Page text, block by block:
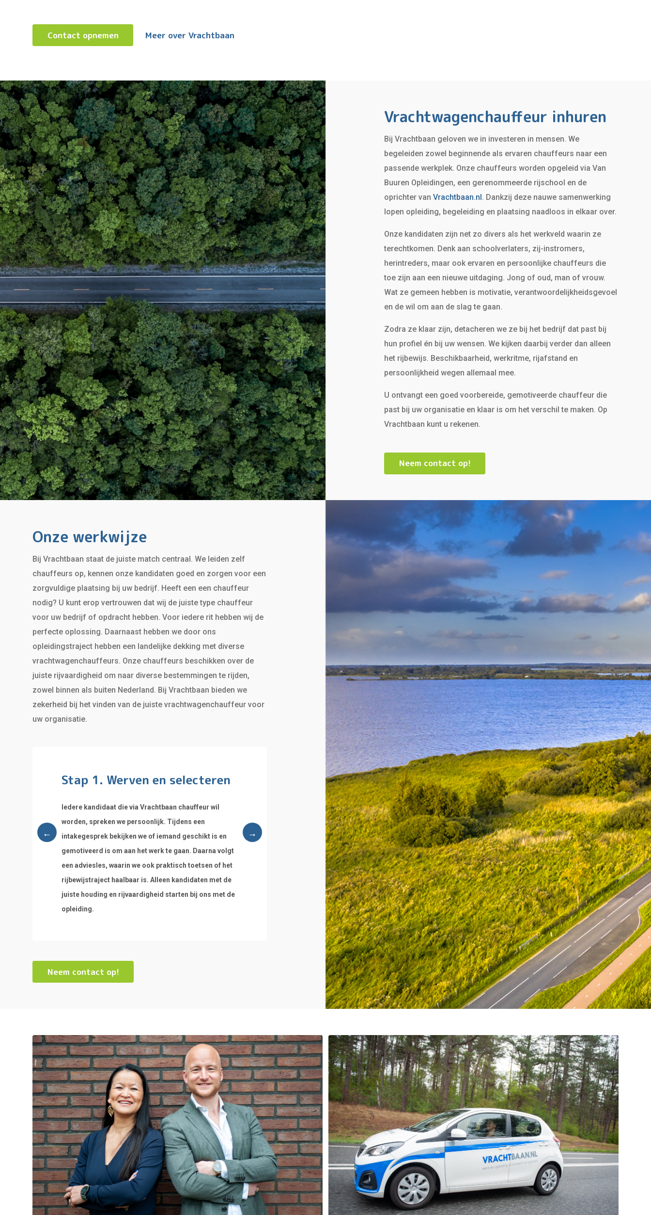
Contact opnemen Meer over Vrachtbaan
​​Vrachtwagenchauffeur inhuren
Bij Vrachtbaan geloven we in investeren in mensen. We
begeleiden zowel beginnende als ervaren chauffeurs naar een
passende werkplek. Onze chauffeurs worden opgeleid via Van
Buuren Opleidingen, een gerenommeerde rijschool en de
oprichter van Vrachtbaan.nl . Dankzij deze nauwe samenwerking
lopen opleiding, begeleiding en plaatsing naadloos in elkaar over.
Onze kandidaten zijn net zo divers als het werkveld waarin ze
terechtkomen. Denk aan schoolverlaters, zij-instromers,
herintreders, maar ook ervaren en persoonlijke chauffeurs die
toe zijn aan een nieuwe uitdaging. Jong of oud, man of vrouw.
Wat ze gemeen hebben is motivatie, verantwoordelijkheidsgevoel
en de wil om aan de slag te gaan.
Zodra ze klaar zijn, detacheren we ze bij het bedrijf dat past bij
hun profiel én bij uw wensen. We kijken daarbij verder dan alleen
het rijbewijs. Beschikbaarheid, werkritme, rijafstand en
persoonlijkheid wegen allemaal mee.
U ontvangt een goed voorbereide, gemotiveerde chauffeur die
past bij uw organisatie en klaar is om het verschil te maken. Op
Vrachtbaan kunt u rekenen.
Neem contact op!
Onze werkwijze
Bij Vrachtbaan staat de juiste match centraal. We leiden zelf
chauffeurs op, kennen onze kandidaten goed en zorgen voor een
zorgvuldige plaatsing bij uw bedrijf. Heeft een een chauffeur
nodig? U kunt erop vertrouwen dat wij de juiste type chauffeur
voor uw bedrijf of opdracht hebben. Voor iedere rit hebben wij de
perfecte oplossing. Daarnaast hebben we door ons
opleidingstraject hebben een landelijke dekking met diverse
vrachtwagenchauffeurs. Onze chauffeurs beschikken over de
juiste rijvaardigheid om naar diverse bestemmingen te rijden,
zowel binnen als buiten Nederland. Bij Vrachtbaan bieden we
zekerheid bij het vinden van de juiste vrachtwagenchauffeur voor
uw organisatie.
Stap 1. Werven en selecteren
Iedere kandidaat die via Vrachtbaan chauffeur wil
worden, spreken we persoonlijk. Tijdens een
intakegesprek bekijken we of iemand geschikt is en
gemotiveerd is om aan het werk te gaan. Daarna volgt
een adviesles, waarin we ook praktisch toetsen of het
rijbewijstraject haalbaar is. Alleen kandidaten met de
juiste houding en rijvaardigheid starten bij ons met de
opleiding.
Neem contact op!